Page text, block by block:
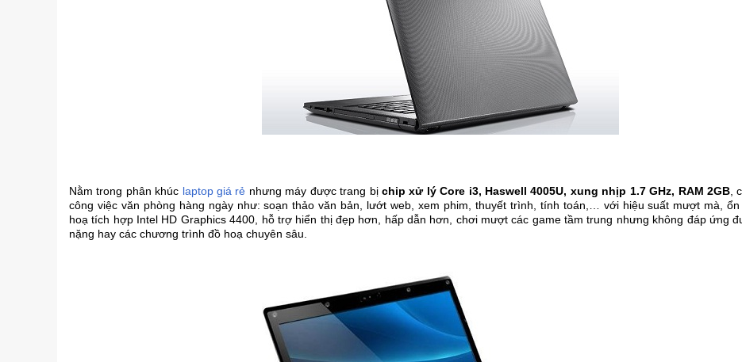
Nằm trong phân khúc laptop giá rẻ nhưng máy được trang bị chip xử lý Core i3, Haswell 4005U, xung nhịp 1.7 GHz, RAM 2GB,
công việc văn phòng hàng ngày như: soạn thảo văn bản, lướt web, xem phim, thuyết trình, tính toán,… với hiệu suất mượt mà,
hoạ tích hợp Intel HD Graphics 4400, hỗ trợ hiển thị đẹp hơn, hấp dẫn hơn, chơi mượt các game tầm trung nhưng không đáp ứng
nặng hay các chương trình đồ hoạ chuyên sâu.